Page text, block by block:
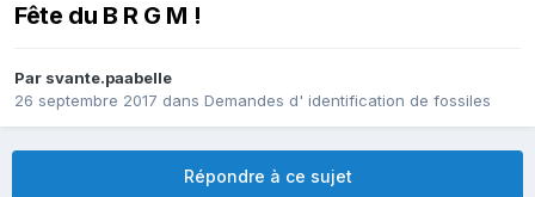
Fête du B R G M !
Par svante.paabelle
26 septembre 2017 dans Demandes d' identification de fossiles
Répondre à ce sujet